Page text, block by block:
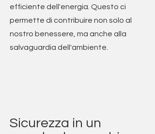
efficiente dell'energia. Questo ci
permette di contribuire non solo al
nostro benessere, ma anche alla
salvaguardia dell'ambiente.
Sicurezza in un